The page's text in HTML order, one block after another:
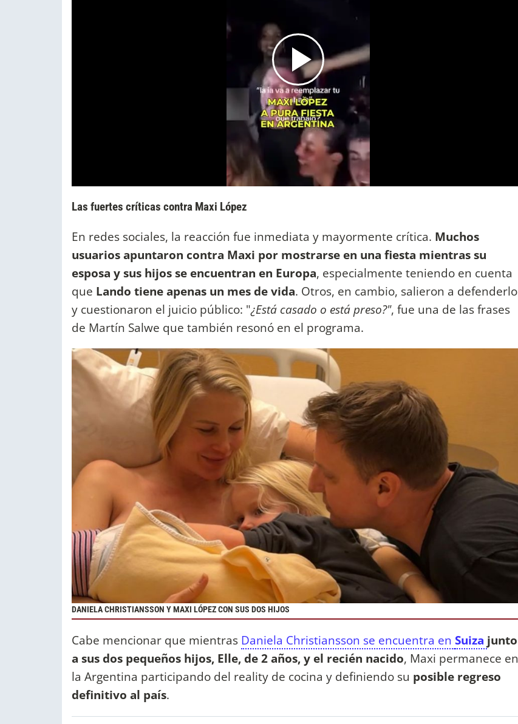
Las fuertes críticas contra Maxi López
En redes sociales, la reacción fue inmediata y mayormente crítica. Muchos
usuarios apuntaron contra Maxi por mostrarse en una fiesta mientras su
esposa y sus hijos se encuentran en Europa, especialmente teniendo en cuenta
que Lando tiene apenas un mes de vida. Otros, en cambio, salieron a defenderlo
y cuestionaron el juicio público: "¿Está casado o está preso?", fue una de las frases
de Martín Salwe que también resonó en el programa.
DANIELA CHRISTIANSSON Y MAXI LÓPEZ CON SUS DOS HIJOS
Cabe mencionar que mientras Daniela Christiansson se encuentra en Suiza junto
a sus dos pequeños hijos, Elle, de 2 años, y el recién nacido, Maxi permanece en
la Argentina participando del reality de cocina y definiendo su posible regreso
definitivo al país.